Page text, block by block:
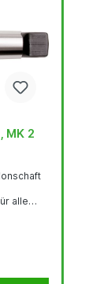
MK 2
alle